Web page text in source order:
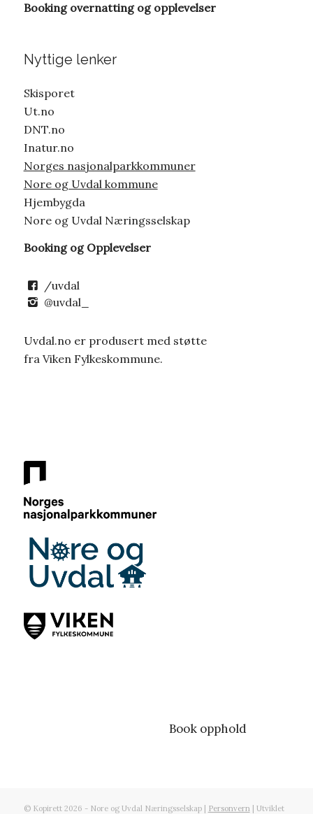
Booking overnatting og opplevelser
Nyttige lenker
Skisporet
Ut.no
DNT.no
Inatur.no
Norges nasjonalparkkommuner
Nore og Uvdal kommune
Hjembygda
Nore og Uvdal Næringsselskap
Booking og Opplevelser
/uvdal
@uvdal_
Uvdal.no er produsert med støtte
fra Viken Fylkeskommune.
Book opphold
© Kopirett 2026 - Nore og Uvdal Næringsselskap | Personvern | Utviklet